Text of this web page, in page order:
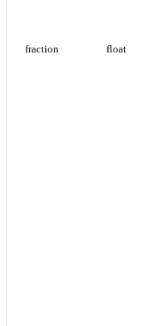
fraction float